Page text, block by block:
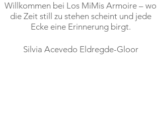
Willkommen bei Los MiMis Armoire – wo
die Zeit still zu stehen scheint und jede
Ecke eine Erinnerung birgt.
Silvia Acevedo Eldregde-Gloor